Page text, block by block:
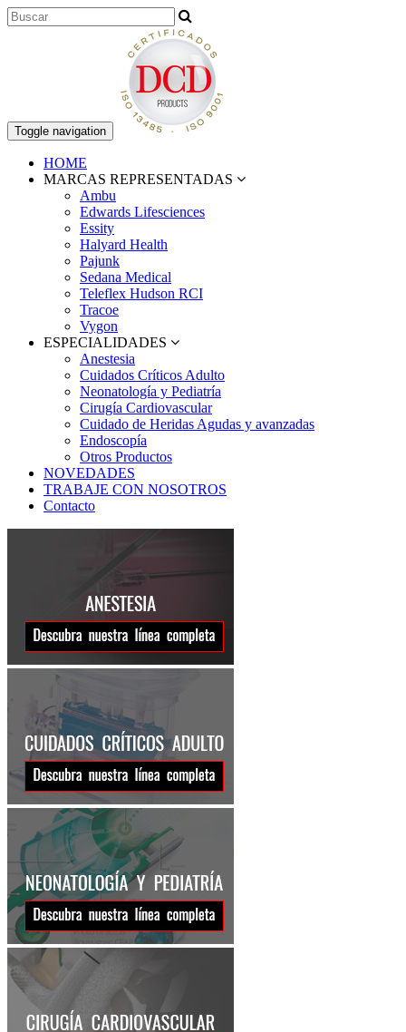
Toggle navigation
HOME
MARCAS REPRESENTADAS
Ambu
Edwards Lifesciences
Essity
Halyard Health
Pajunk
Sedana Medical
Teleflex Hudson RCI
Tracoe
Vygon
ESPECIALIDADES
Anestesia
Cuidados Críticos Adulto
Neonatología y Pediatría
Cirugía Cardiovascular
Cuidado de Heridas Agudas y avanzadas
Endoscopía
Otros Productos
NOVEDADES
TRABAJE CON NOSOTROS
Contacto